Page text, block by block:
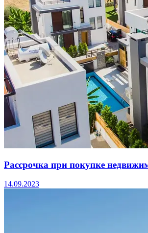
Рассрочка при покупке
14.09.2023